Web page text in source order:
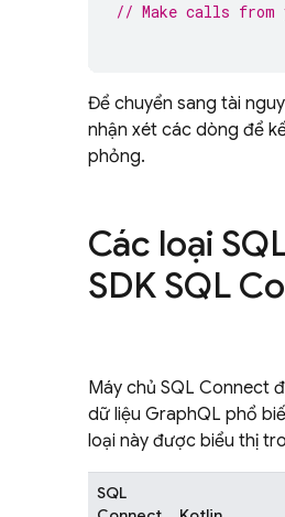
// Make calls from
Để chuyển sang tài
nhận xét các dòng để
phỏng.
Các loại
SDK SQL
Máy chủ SQL Connect
dữ liệu GraphQL phổ
loại này được biểu thị
SQL